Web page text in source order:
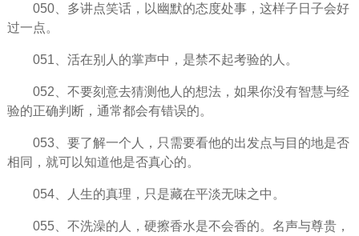
050、多讲点笑话，以幽默的态度处事，这样子日子会好
过一点。
051、活在别人的掌声中，是禁不起考验的人。
052、不要刻意去猜测他人的想法，如果你没有智慧与经
验的正确判断，通常都会有错误的。
053、要了解一个人，只需要看他的出发点与目的地是否
相同，就可以知道他是否真心的。
054、 人生的真理，只是藏在平淡无味之中。
055、不洗澡的人，硬擦香水是不会香的。名声与尊贵，